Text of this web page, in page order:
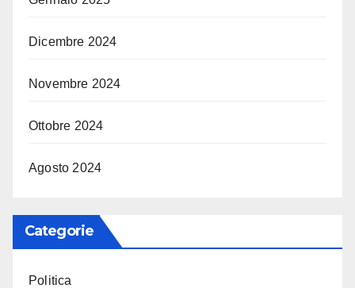
Dicembre 2024
Novembre 2024
Ottobre 2024
Agosto 2024
Categorie
Politica